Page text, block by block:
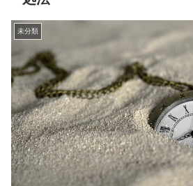
未分類